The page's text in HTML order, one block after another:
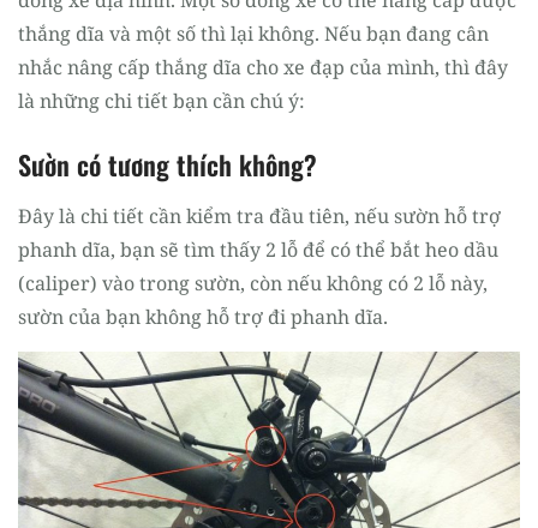
thắng dĩa và một số thì lại không. Nếu bạn đang cân
nhắc nâng cấp thắng dĩa cho xe đạp của mình, thì đây
là những chi tiết bạn cần chú ý:
Sườn có tương thích không?
Đây là chi tiết cần kiểm tra đầu tiên, nếu sườn hỗ trợ
phanh dĩa, bạn sẽ tìm thấy 2 lỗ để có thể bắt heo dầu
(caliper) vào trong sườn, còn nếu không có 2 lỗ này,
sườn của bạn không hỗ trợ đi phanh dĩa.